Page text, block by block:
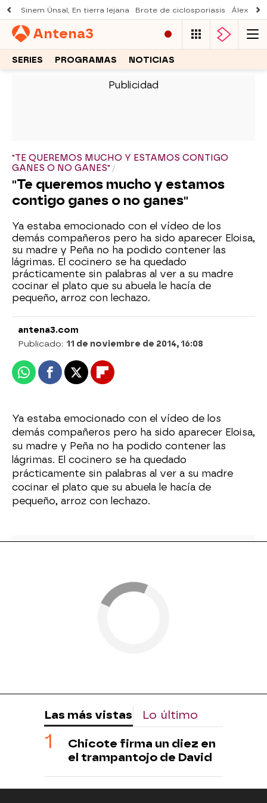
Sinem Ünsal, En tierra lejana Brote de ciclosporiasis Álex
Antena3
SERIES PROGRAMAS NOTICIAS
"TE QUEREMOS MUCHO Y ESTAMOS CONTIGO
GANES O NO GANES"
"Te queremos mucho y estamos
contigo ganes o no ganes"
Ya estaba emocionado con el vídeo de los
demás compañeros pero ha sido aparecer Eloisa,
su madre y Peña no ha podido contener las
lágrimas. El cocinero se ha quedado
prácticamente sin palabras al ver a su madre
cocinar el plato que su abuela le hacía de
pequeño, arroz con lechazo.
antena3.com
Publicado: 11 de noviembre de 2014, 16:08
WhatsappFacebook
X Flipboard
Ya estaba emocionado con el vídeo de los
demás compañeros pero ha sido aparecer Eloisa,
su madre y Peña no ha podido contener las
lágrimas. El cocinero se ha quedado
prácticamente sin palabras al ver a su madre
cocinar el plato que su abuela le hacía de
pequeño, arroz con lechazo.
Las más vistas Lo último
Chicote firma un diez en
el trampantojo de David